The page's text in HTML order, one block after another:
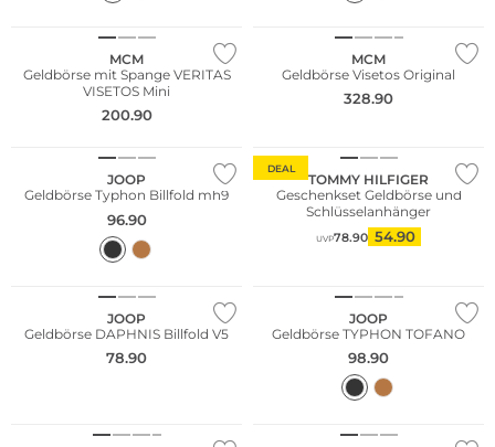
MCM
Geldbörse mit Spange VERITAS
VISETOS Mini
200.90
MCM
Geldbörse Visetos Original
328.90
JOOP
Geldbörse Typhon Billfold mh9
96.90
DEAL
TOMMY HILFIGER
Geschenkset Geldbörse und
Schlüsselanhänger
UVP78.90 54.90
JOOP
Geldbörse DAPHNIS Billfold V5
78.90
JOOP
Geldbörse TYPHON TOFANO
98.90